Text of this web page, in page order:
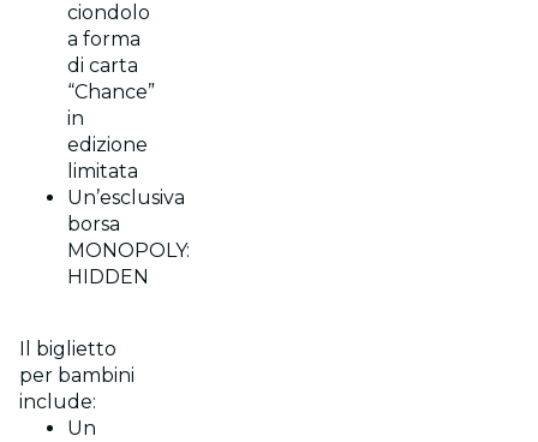
ciondolo
a forma
di carta
“Chance”
in
edizione
limitata
Un’esclusiva
borsa
MONOPOLY:
HIDDEN
Il biglietto
per bambini
include:
Un